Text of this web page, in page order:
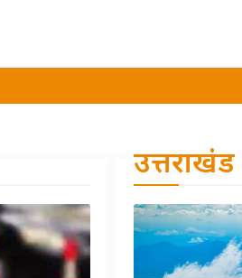
उत्तराखंड